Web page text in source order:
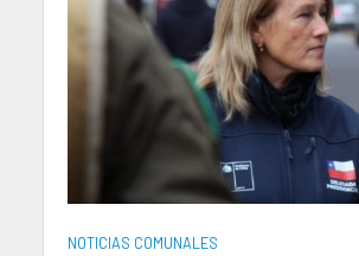
NOTICIAS COMUNALES